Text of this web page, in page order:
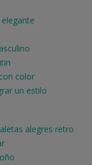
color
un estilo
alegres retro